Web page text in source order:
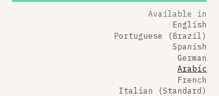
Available in
English
Portuguese (Brazil)
Spanish
German
Arabic
French
Italian (Standard)